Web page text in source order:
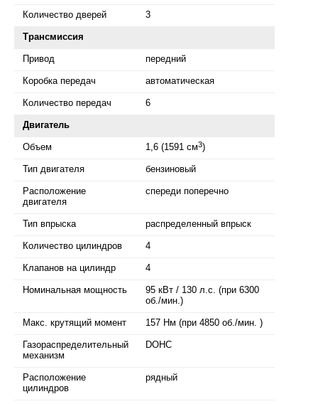
Количество дверей 3
Трансмиссия
Привод передний
Коробка передач автоматическая
Количество передач 6
Двигатель
Объем 1,6 (1591 см3)
Тип двигателя бензиновый
Расположение
двигателя
спереди поперечно
Тип впрыска распределенный впрыск
Количество цилиндров 4
Клапанов на цилиндр 4
Номинальная мощность
95 кВт / 130 л.с. (при 6300
об./мин.)
Макс. крутящий момент 157 Нм (при 4850 об./мин. )
Газораспределительный
механизм
DOHC
Расположение
цилиндров
рядный